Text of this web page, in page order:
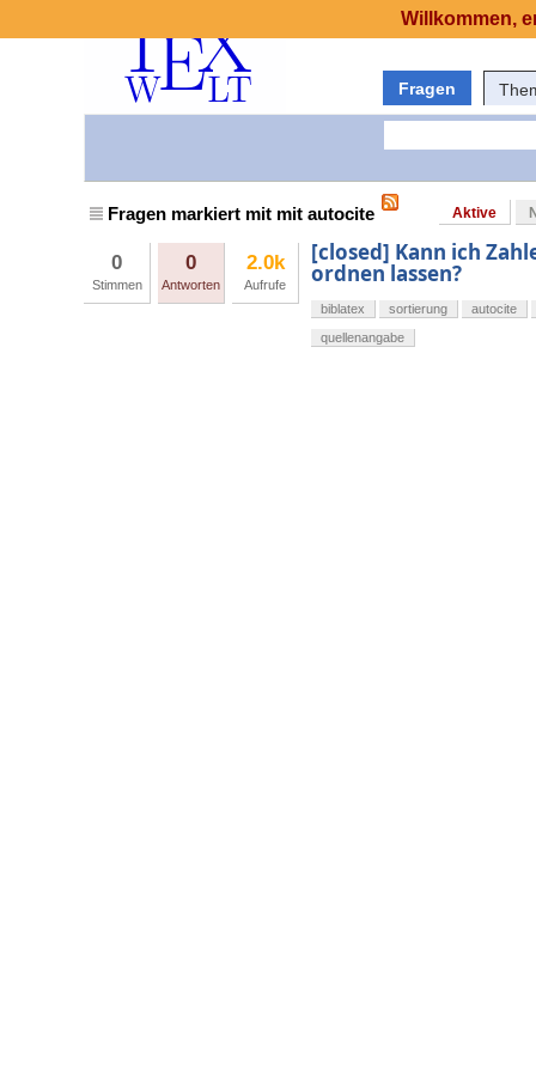
Fragen
Fragen markiert mit mit autocite Aktive
0
Stimmen
0
Antworten
2.0k
Aufrufe
[closed] Kann ich
ordnen lassen?
biblatex sortierung
autocite
quellenangabe
Willkommen,